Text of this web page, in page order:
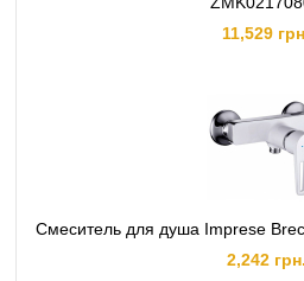
11,529
Смеситель для душа Imprese
2,242 грн.